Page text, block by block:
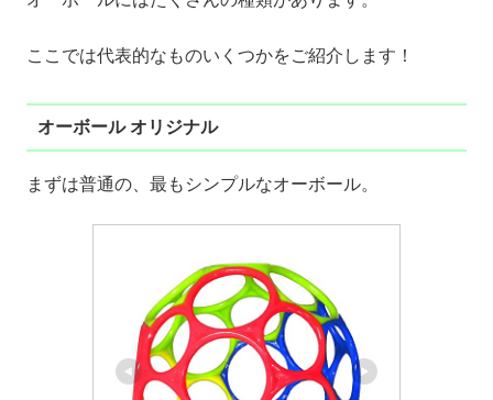
ここでは代表的なものいくつかをご紹介します！
オーボール オリジナル
まずは普通の、最もシンプルなオーボール。